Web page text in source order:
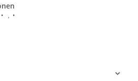
• , •